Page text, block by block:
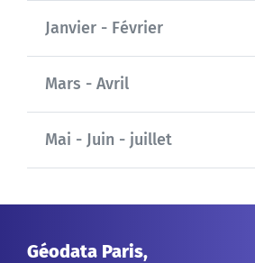
Janvier - Février
Mars - Avril
Mai - Juin - juillet
Géodata Paris,